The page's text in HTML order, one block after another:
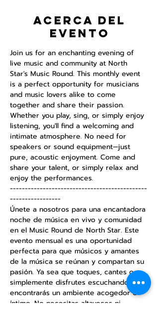
Acerca del
evento
Join us for an enchanting evening of
live music and community at North
Star's Music Round. This monthly event
is a perfect opportunity for musicians
and music lovers alike to come
together and share their passion.
Whether you play, sing, or simply enjoy
listening, you'll find a welcoming and
intimate atmosphere. No need for
speakers or sound equipment—just
pure, acoustic enjoyment. Come and
share your talent, or simply relax and
enjoy the performances.
----------------------------------------------
-----------------
Únete a nosotros para una encantadora
noche de música en vivo y comunidad
en el Music Round de North Star. Este
evento mensual es una oportunidad
perfecta para que músicos y amantes
de la música se reúnan y compartan su
pasión. Ya sea que toques, cantes o
simplemente disfrutes escuchando,
encontrarás un ambiente acogedor e
íntimo. No necesitas altavoces ni